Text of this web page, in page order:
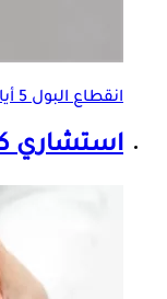
انقطاع البول 5 أيام. حصوات الكلى. الفشل الكلوي. المسالك البولية. حصوات متعددة بالكليتين. صغر حجم الكلية اليمنى. مستوى الكرياتينين. الكلية السليمة.
استشاري